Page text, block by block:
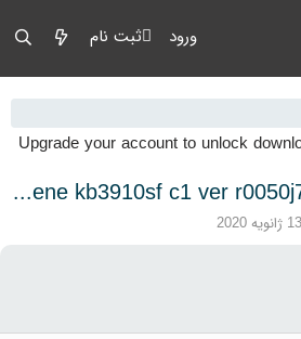
ورود ثبت نام
sony vaio vgn-fz11zr mbx-165 ms90 rev 1.2 intel core 2 duo t7300 ene kb3910sf
تاریخ شروع
13 ژانویه 2020